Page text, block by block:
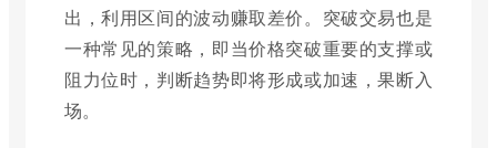
出，利用区间的波动赚取差价。突破交易也是
一种常见的策略，即当价格突破重要的支撑或
阻力位时，判断趋势即将形成或加速，果断入
场。